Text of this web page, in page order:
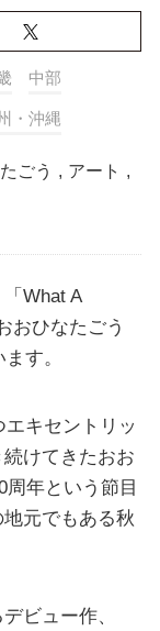
中部
・沖縄
ごう , アート ,
What A
おひなたごう
す。
キセントリッ
けてきたおお
年という節目
元でもある秋
ビュー作、